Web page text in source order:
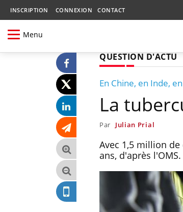
INSCRIPTION CONNEXION CONTACT
Menu
QUESTION D'ACTU
En Chine, en Inde,
La
Par Julian Prial
Avec 1,5 million
ans, d'après